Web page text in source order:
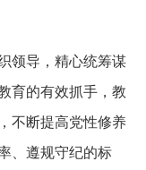
领导，精心统筹谋
育的有效抓手，教
不断提高党性修养
、遵规守纪的标